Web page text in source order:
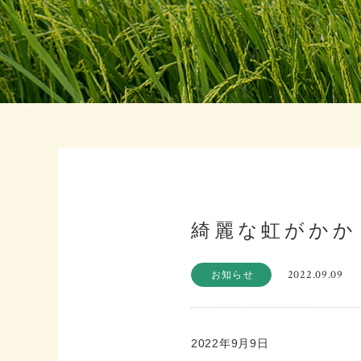
綺麗な虹がか
お知らせ 2022.09.09
2022年9月9日